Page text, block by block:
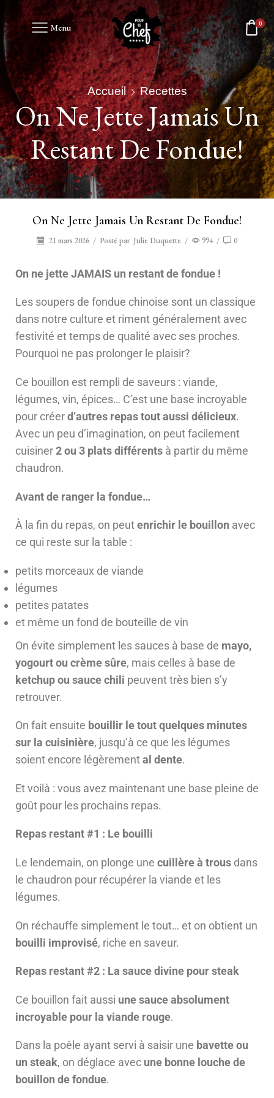
Menu 0
Accueil Recettes
On Ne Jette Jamais Un
Restant De Fondue!
On Ne Jette Jamais Un Restant De Fondue!
21 mars 2026 / Posté par Julie Duquette / 994 / 0
On ne jette JAMAIS un restant de fondue !
Les soupers de fondue chinoise sont un classique
dans notre culture et riment généralement avec
festivité et temps de qualité avec ses proches.
Pourquoi ne pas prolonger le plaisir?
Ce bouillon est rempli de saveurs : viande,
légumes, vin, épices… C’est une base incroyable
pour créerd’autres repas tout aussi délicieux.
Avec un peu d’imagination, on peut facilement
cuisiner2 ou 3 plats différents à partir du même
chaudron.
Avant de ranger la fondue…
À la fin du repas, on peutenrichir le bouillon avec
ce qui reste sur la table :
petits morceaux de viande
légumes
petites patates
et même un fond de bouteille de vin
On évite simplement les sauces à base de mayo,
yogourt ou crème sûre, mais celles à base de
ketchup ou sauce chili peuvent très bien s’y
retrouver.
On fait ensuite bouillir le tout quelques minutes
sur la cuisinière, jusqu’à ce que les légumes
soient encore légèremental dente.
Et voilà : vous avez maintenant une base pleine de
goût pour les prochains repas.
Repas restant #1 : Le bouilli
Le lendemain, on plonge une cuillère à trous dans
le chaudron pour récupérer la viande et les
légumes.
On réchauffe simplement le tout… et on obtient un
bouilli improvisé, riche en saveur.
Repas restant #2 : La sauce divine pour steak
Ce bouillon fait aussi une sauce absolument
incroyable pour la viande rouge.
Dans la poêle ayant servi à saisir une bavette ou
un steak, on déglace avec une bonne louche de
bouillon de fondue.